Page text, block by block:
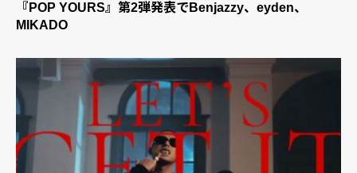
『POP YOURS』第2弾発表でBenjazzy、eyden、
MIKADO